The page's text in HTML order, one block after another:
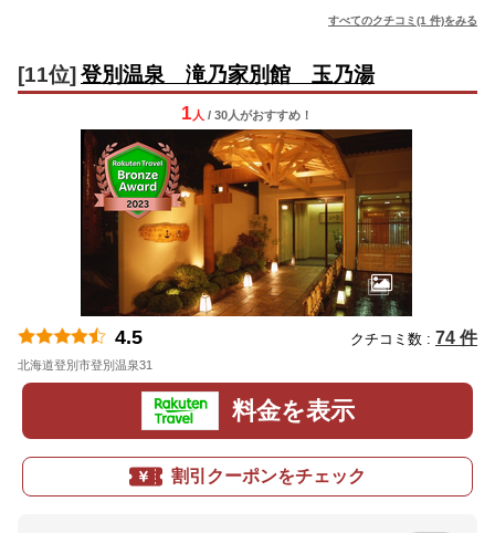
すべてのクチコミ(1 件)をみる
[11位] 登別温泉 滝乃家別館 玉乃湯
1 人 / 30人がおすすめ！
4.5 クチコミ数 : 74 件
北海道登別市登別温泉31
料金を表示
割引クーポンをチェック